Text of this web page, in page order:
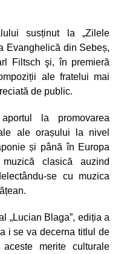
susținut la „Zilele
Evanghelică din Sebeș,
Filtsch şi, în premieră
ale fratelui mai
de public.
la promovarea
ale orașului la nivel
și până în Europa
clasică auzind
se cu muzica
„Lucian Blaga”, ediția a
i se va decerna titlul de
aceste merite culturale